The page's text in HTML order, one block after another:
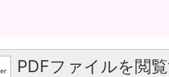
PDFファイルを閲